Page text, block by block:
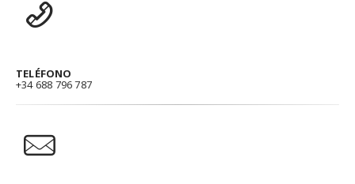
TELÉFONO
+34 688 796 787